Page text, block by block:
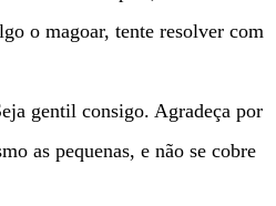
o magoar, tente resolver com
gentil consigo. Agradeça por
as pequenas, e não se cobre